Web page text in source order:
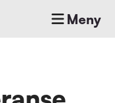
Meny